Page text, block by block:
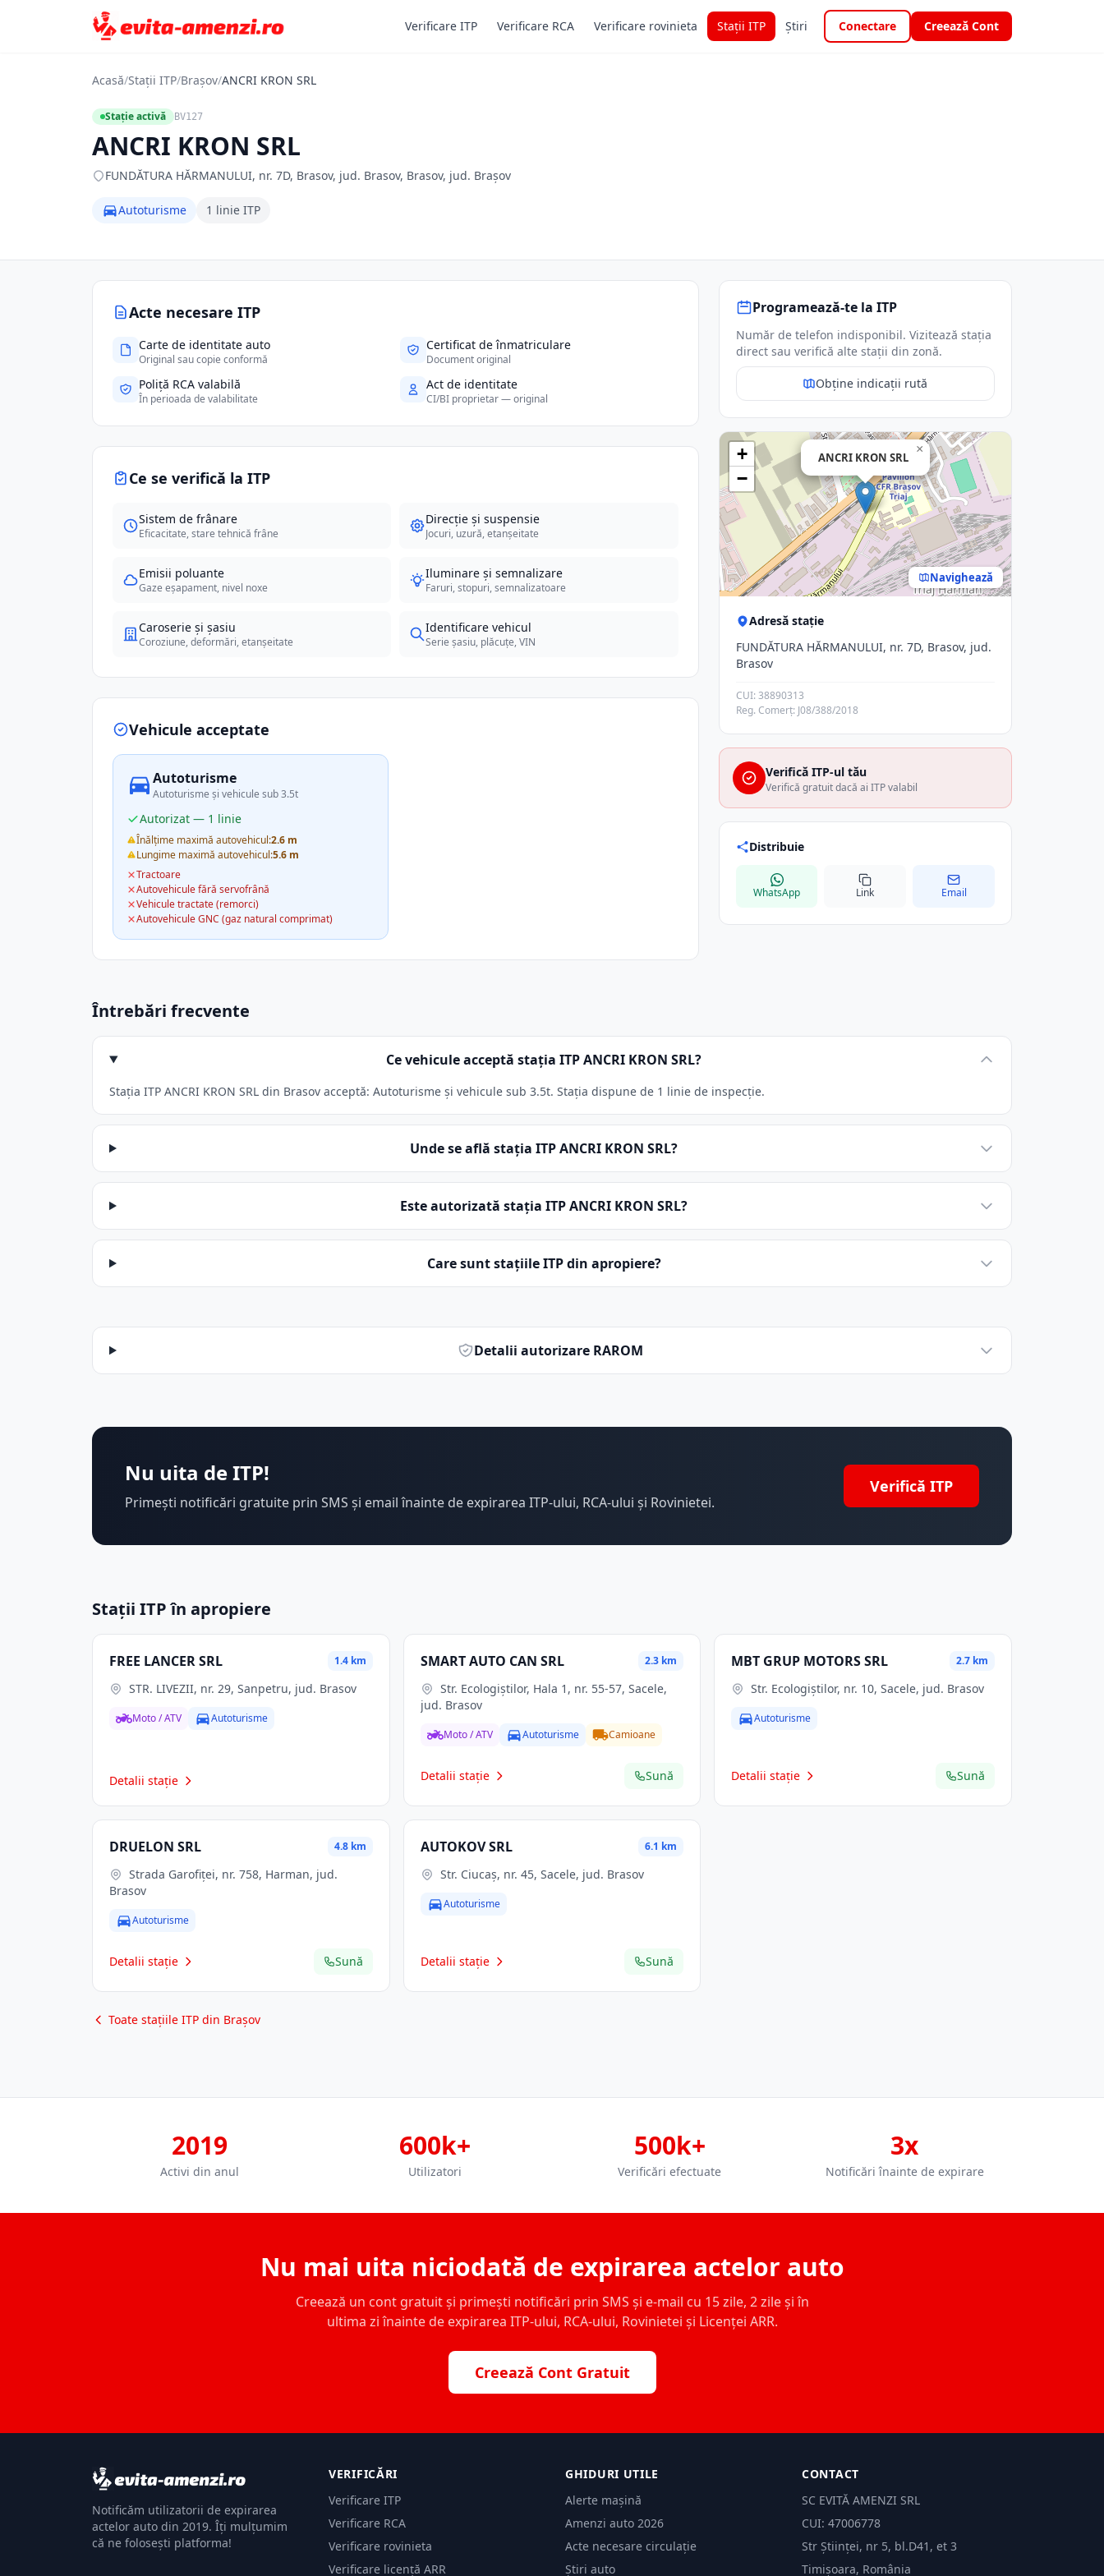
Verificare ITP Verificare RCA Verificare rovinieta Stații ITP Știri Conectare Creează Cont
Acasă/Stații ITP/Brașov/ANCRI KRON SRL
Stație activă BV127
ANCRI KRON SRL
FUNDĂTURA HĂRMANULUI, nr. 7D, Brasov, jud. Brasov, Brasov, jud. Brașov
Autoturisme 1 linie ITP
Acte necesare ITP
Carte de identitate auto
Original sau copie conformă
Certificat de înmatriculare
Document original
Poliță RCA valabilă
În perioada de valabilitate
Act de identitate
CI/BI proprietar — original
Ce se verifică la ITP
Sistem de frânare
Eficacitate, stare tehnică frâne
Direcție și suspensie
Jocuri, uzură, etanșeitate
Emisii poluante
Gaze eșapament, nivel noxe
Iluminare și semnalizare
Faruri, stopuri, semnalizatoare
Caroserie și șasiu
Coroziune, deformări, etanșeitate
Identificare vehicul
Serie șasiu, plăcuțe, VIN
Vehicule acceptate
Autoturisme
Autoturisme și vehicule sub 3.5t
Autorizat — 1 linie
Înălțime maximă autovehicul:2.6 m
Lungime maximă autovehicul:5.6 m
Tractoare
Autovehicule fără servofrână
Vehicule tractate (remorci)
Autovehicule GNC (gaz natural comprimat)
Programează-te la ITP
Număr de telefon indisponibil. Vizitează stația
direct sau verifică alte stații din zonă.
Obține indicații rută
ANCRI KRON SRL
×
+
−
Navighează
Adresă stație
FUNDĂTURA HĂRMANULUI, nr. 7D, Brasov, jud.
Brasov
CUI: 38890313
Reg. Comerț: J08/388/2018
Verifică ITP-ul tău
Verifică gratuit dacă ai ITP valabil
Distribuie
WhatsApp Link Email
Întrebări frecvente
Ce vehicule acceptă stația ITP ANCRI KRON SRL?
Stația ITP ANCRI KRON SRL din Brasov acceptă: Autoturisme și vehicule sub 3.5t. Stația dispune de 1 linie de inspecție.
Unde se află stația ITP ANCRI KRON SRL?
Este autorizată stația ITP ANCRI KRON SRL?
Care sunt stațiile ITP din apropiere?
Detalii autorizare RAROM
Nu uita de ITP!
Primești notificări gratuite prin SMS și email înainte de expirarea ITP-ului, RCA-ului și Rovinietei.
Verifică ITP
Stații ITP în apropiere
FREE LANCER SRL 1.4 km
STR. LIVEZII, nr. 29, Sanpetru, jud. Brasov
Moto / ATV Autoturisme
Detalii stație
SMART AUTO CAN SRL 2.3 km
jud. Brasov
Moto / ATV Autoturisme Camioane
Detalii stație Sună
MBT GRUP MOTORS SRL 2.7 km
Str. Ecologiştilor, nr. 10, Sacele, jud. Brasov
Autoturisme
Detalii stație Sună
DRUELON SRL 4.8 km
Brasov
Autoturisme
Detalii stație Sună
AUTOKOV SRL 6.1 km
Str. Ciucaş, nr. 45, Sacele, jud. Brasov
Autoturisme
Detalii stație Sună
Toate stațiile ITP din Brașov
2019
Activi din anul
600k+
Utilizatori
500k+
Verificări efectuate
3x
Notificări înainte de expirare
Nu mai uita niciodată de expirarea actelor auto
Creează un cont gratuit și primești notificări prin SMS și e-mail cu 15 zile, 2 zile și în
ultima zi înainte de expirarea ITP-ului, RCA-ului, Rovinietei și Licenței ARR.
Creează Cont Gratuit
Notificăm utilizatorii de expirarea
actelor auto din 2019. Îți mulțumim
că ne folosești platforma!
VERIFICĂRI
Verificare ITP
Verificare RCA
Verificare rovinieta
Verificare licență ARR
GHIDURI UTILE
Alerte mașină
Amenzi auto 2026
Acte necesare circulație
Știri auto
CONTACT
SC EVITĂ AMENZI SRL
CUI: 47006778
Str Științei, nr 5, bl.D41, et 3
Timișoara, România